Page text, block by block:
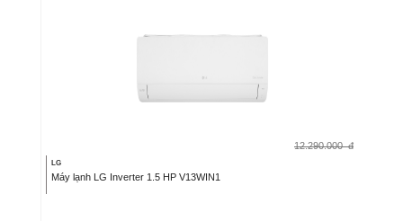
12.290.000 đ
LG
Máy lạnh LG Inverter 1.5 HP V13WIN1